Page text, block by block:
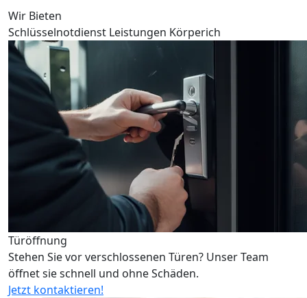
Wir Bieten
Schlüsselnotdienst Leistungen Körperich
Türöffnung
Stehen Sie vor verschlossenen Türen? Unser Team
öffnet sie schnell und ohne Schäden.
Jetzt kontaktieren!